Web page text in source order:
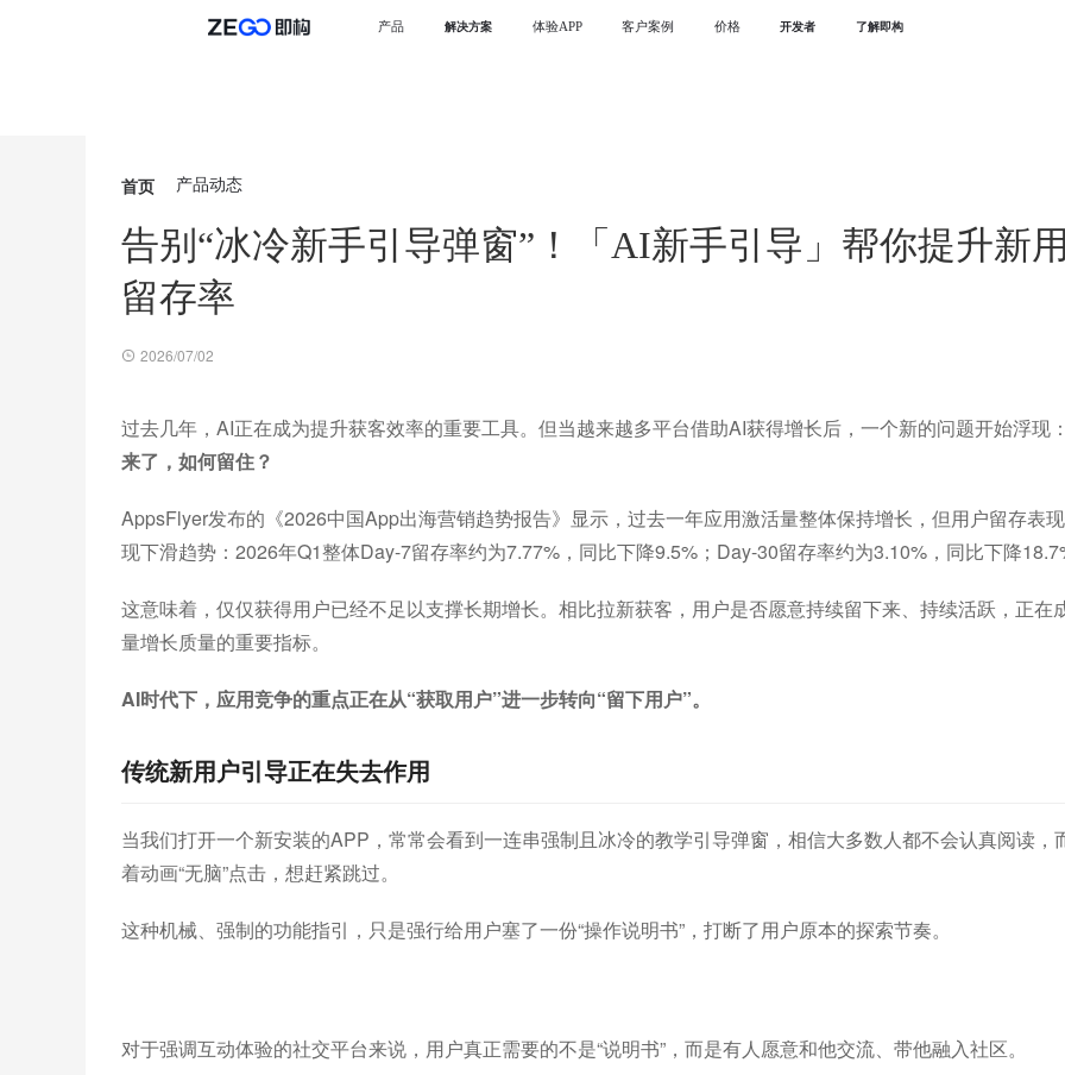
产品 解决方案 体验APP 客户案例 价格 开发者 了解即构
首页 产品动态
告别“冰冷新手引导弹窗”！「AI新手引导」帮你提升新
留存率
2026/07/02
过去几年，AI正在成为提升获客效率的重要工具。但当越来越多平台借助AI获得增长后，一个新的问题开始浮现：
来了，如何留住？
AppsFlyer发布的《2026中国App出海营销趋势报告》显示，过去一年应用激活量整体保持增长，但用户留存表
现下滑趋势：2026年Q1整体Day-7留存率约为7.77%，同比下降9.5%；Day-30留存率约为3.10%，同比下降
这意味着，仅仅获得用户已经不足以支撑长期增长。相比拉新获客，用户是否愿意持续留下来、持续活跃，正在
量增长质量的重要指标。
AI时代下，应用竞争的重点正在从“获取用户”进一步转向“留下用户”。
传统新用户引导正在失去作用
当我们打开一个新安装的APP，常常会看到一连串强制且冰冷的教学引导弹窗，相信大多数人都不会认真阅读，
着动画“无脑”点击，想赶紧跳过。
这种机械、强制的功能指引，只是强行给用户塞了一份“操作说明书”，打断了用户原本的探索节奏。
对于强调互动体验的社交平台来说，用户真正需要的不是“说明书”，而是有人愿意和他交流、带他融入社区。